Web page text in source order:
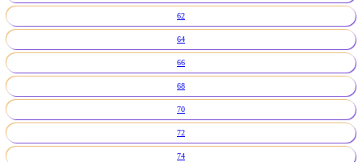
62
64
66
68
70
72
74